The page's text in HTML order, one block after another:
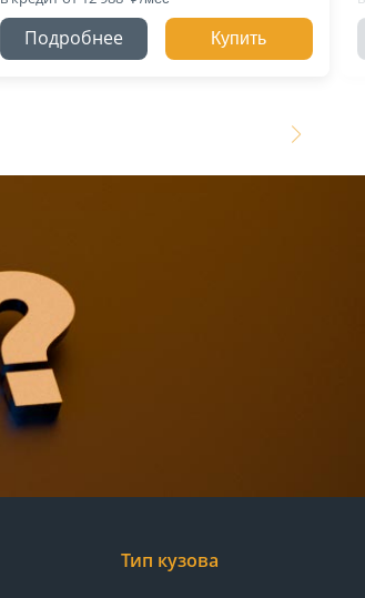
Подробнее Купить
Тип кузова